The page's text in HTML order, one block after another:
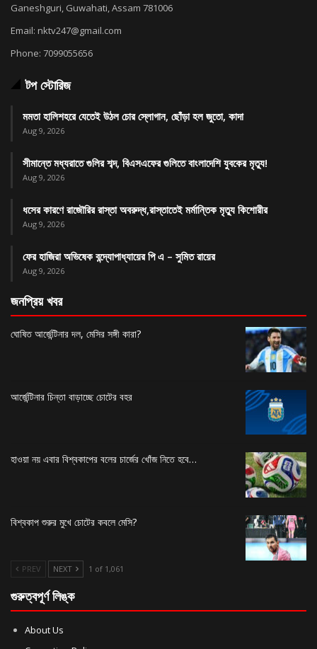
Ganeshguri, Guwahati, Assam 781006
Email: nktv247@gmail.com
Phone: 7099055656
টপ স্টোরিজ
মমতা হালিশহরে যেতেই উঠল চোর স্লোগান, ছোঁড়া হল জুতো, কাদা
Aug 9, 2026
সীমান্তে মধ্যরাতে গুলির শব্দ, বিএসএফের গুলিতে বাংলাদেশি যুবকের মৃত্যু!
Aug 9, 2026
ধসের কারণে রাজৌরির রাস্তা অবরুদ্ধ,রাস্তাতেই মর্মান্তিক মৃত্যু কিশোরীর
Aug 9, 2026
ফের হাজিরা অভিষেক বন্দ্যোপাধ্যায়ের পি এ – সুমিত রায়ের
Aug 9, 2026
জনপ্রিয় খবর
ঘোষিত আর্জেন্টিনার দল, মেসির সঙ্গী কারা?
আর্জেন্টিনার চিন্তা বাড়াচ্ছে চোটের বহর
হাওয়া নয় এবার বিশ্বকাপের বলের চার্জের খোঁজ নিতে হবে…
বিশ্বকাপ শুরুর মুখে চোটের কবলে মেসি?
PREV NEXT 1 of 1,061
গুরুত্বপূর্ণ লিঙ্ক
About Us